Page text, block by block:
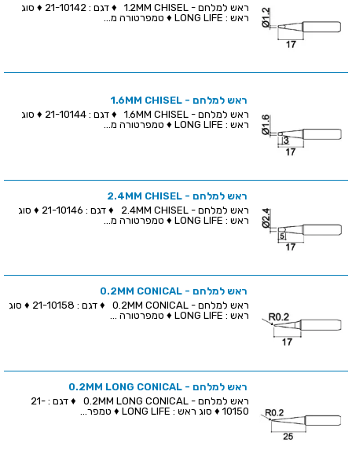
ראש למלחם - 1.2MM CHISEL ♦ דגם : 21-10142 ♦ סוג
ראש : LONG LIFE ♦ טמפרטורה מ...
ראש למלחם - 1.6MM CHISEL
ראש למלחם - 1.6MM CHISEL ♦ דגם : 21-10144 ♦ סוג
ראש : LONG LIFE ♦ טמפרטורה מ...
ראש למלחם - 2.4MM CHISEL
ראש למלחם - 2.4MM CHISEL ♦ דגם : 21-10146 ♦ סוג
ראש : LONG LIFE ♦ טמפרטורה מ...
ראש למלחם - 0.2MM CONICAL
ראש למלחם - 0.2MM CONICAL ♦ דגם : 21-10158 ♦ סוג
ראש : LONG LIFE ♦ טמפרטורה ...
ראש למלחם - 0.2MM LONG CONICAL
ראש למלחם - 0.2MM LONG CONICAL ♦ דגם : 21-
10150 ♦ סוג ראש : LONG LIFE ♦ טמפר...